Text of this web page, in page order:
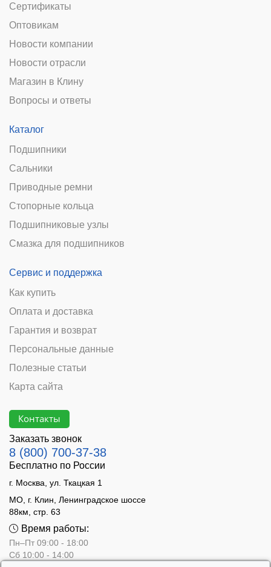
Сертификаты
Оптовикам
Новости компании
Новости отрасли
Магазин в Клину
Вопросы и ответы
Каталог
Подшипники
Сальники
Приводные ремни
Стопорные кольца
Подшипниковые узлы
Смазка для подшипников
Сервис и поддержка
Как купить
Оплата и доставка
Гарантия и возврат
Персональные данные
Полезные статьи
Карта сайта
Контакты
Заказать звонок
8 (800) 700-37-38
Бесплатно по России
г. Москва, ул. Ткацкая 1
МО, г. Клин, Ленинградское шоссе
88км, стр. 63
Время работы:
Пн–Пт 09:00 - 18:00
Сб 10:00 - 14:00